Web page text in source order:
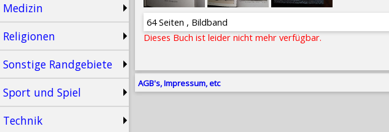
Medizin
Religionen
Sonstige Randgebiete
Sport und Spiel
Technik
64 Seiten , Bildband
Dieses Buch ist leider nicht mehr verfügbar.
AGB's, Impressum, etc